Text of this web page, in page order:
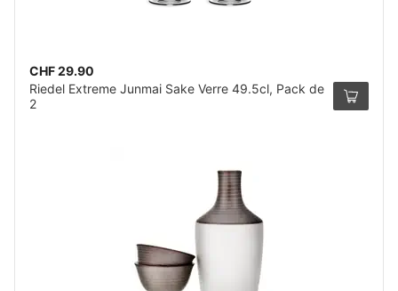
CHF 29.90
Riedel Extreme Junmai Sake Verre 49.5cl, Pack de
2